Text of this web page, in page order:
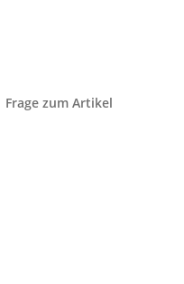
Frage zum Artikel